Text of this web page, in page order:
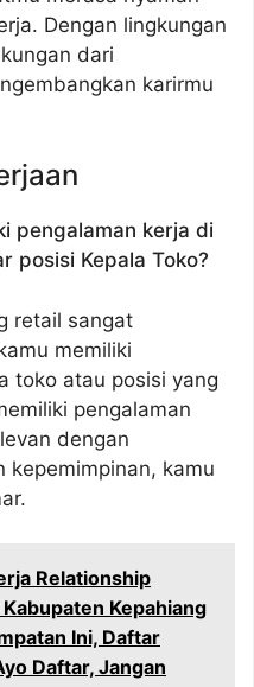
Dengan lingkungan
dari
karirmu
pengalaman kerja di
posisi Kepala Toko?
retail sangat
memiliki
toko atau posisi yang
pengalaman
dengan
kepemimpinan, kamu
Relationship
Kepahiang
Ini, Daftar
Daftar, Jangan